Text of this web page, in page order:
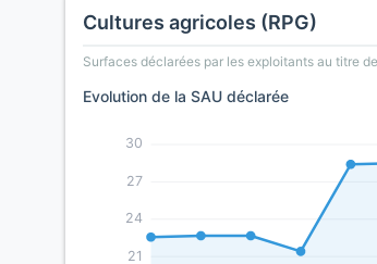
Cultures agricoles (RPG)
Surfaces déclarées par les exploitants au titre
Evolution de la SAU déclarée
21
24
27
30